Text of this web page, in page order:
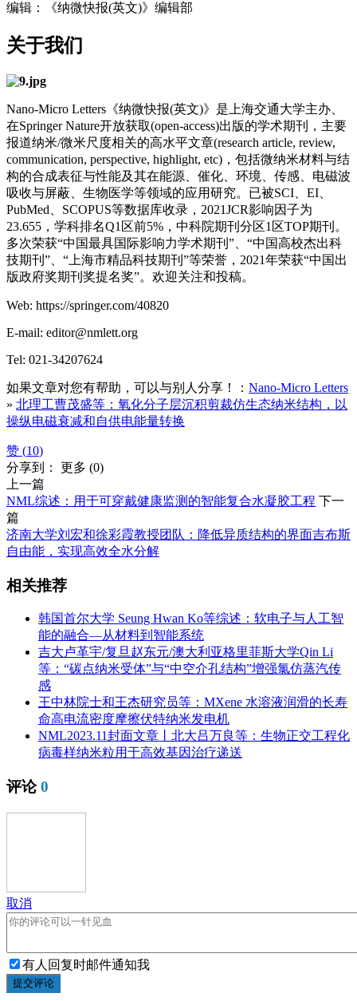
编辑：《纳微快报(英文)》编辑部
关于我们
Nano-Micro Letters《纳微快报(英文)》是上海交通大学主办、
在Springer Nature开放获取(open-access)出版的学术期刊，主要
报道纳米/微米尺度相关的高水平文章(research article, review,
communication, perspective, highlight, etc)，包括微纳米材料与结
构的合成表征与性能及其在能源、催化、环境、传感、电磁波
吸收与屏蔽、生物医学等领域的应用研究。已被SCI、EI、
PubMed、SCOPUS等数据库收录，2021JCR影响因子为
23.655，学科排名Q1区前5%，中科院期刊分区1区TOP期刊。
多次荣获“中国最具国际影响力学术期刊”、“中国高校杰出科
技期刊”、“上海市精品科技期刊”等荣誉，2021年荣获“中国出
版政府奖期刊奖提名奖”。欢迎关注和投稿。
Web: https://springer.com/40820
E-mail: editor@nmlett.org
Tel: 021-34207624
如果文章对您有帮助，可以与别人分享！： Nano-Micro Letters
» 北理工曹茂盛等：氧化分子层沉积剪裁仿生态纳米结构，以
操纵电磁衰减和自供电能量转换
赞 (10)
分享到： 更多 (0)
上一篇
NML综述：用于可穿戴健康监测的智能复合水凝胶工程 下一
篇
济南大学刘宏和徐彩霞教授团队：降低异质结构的界面吉布斯
自由能，实现高效全水分解
相关推荐
韩国首尔大学 Seung Hwan Ko等综述：软电子与人工智
能的融合—从材料到智能系统
吉大卢革宇/复旦赵东元/澳大利亚格里菲斯大学Qin Li
等：“碳点纳米受体”与“中空介孔结构”增强氯仿蒸汽传
感
王中林院士和王杰研究员等：MXene 水溶液润滑的长寿
命高电流密度摩擦伏特纳米发电机
NML2023.11封面文章丨北大吕万良等：生物正交工程化
病毒样纳米粒用于高效基因治疗递送
评论0
取消
有人回复时邮件通知我
提交评论